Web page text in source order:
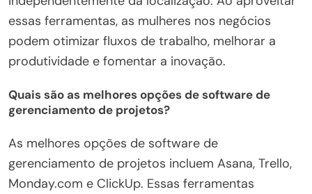
essas ferramentas, as mulheres nos negócios
podem otimizar fluxos de trabalho, melhorar a
produtividade e fomentar a inovação.
Quais são as melhores opções de software de
gerenciamento de projetos?
As melhores opções de software de
gerenciamento de projetos incluem Asana, Trello,
Monday.com e ClickUp. Essas ferramentas